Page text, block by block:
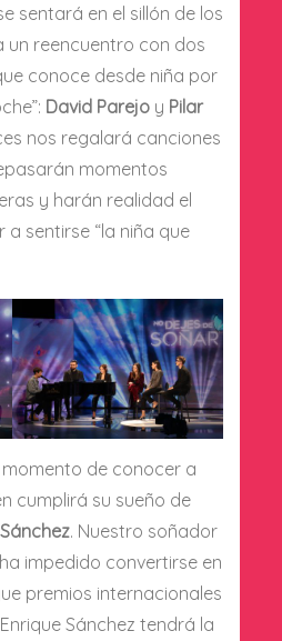
sentará en el sillón de los
un reencuentro con dos
conoce desde niña por
David Parejo y Pilar
nos regalará canciones
momentos
y harán realidad el
a sentirse “la niña que
de conocer a
cumplirá su sueño de
. Nuestro soñador
impedido convertirse en
premios internacionales
Sánchez tendrá la